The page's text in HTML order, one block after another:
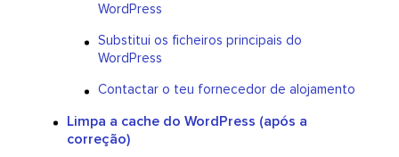
WordPress
Substitui os ficheiros principais do
WordPress
Contactar o teu fornecedor de alojamento
Limpa a cache do WordPress (após a
correção)